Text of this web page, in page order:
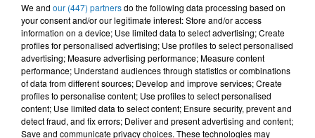
L'HOROSCOPE
We and our (447) partnersdo the following data processing based on
your consent and/or our legitimate interest: Store and/or access
information on a device; Use limited data to select advertising; Create
profiles for personalised advertising; Use profiles to select personalised
advertising; Measure advertising performance; Measure content
performance; Understand audiences through statistics or combinations
of data from different sources; Develop and improve services; Create
profiles to personalise content; Use profiles to select personalised
content; Use limited data to select content; Ensure security, prevent and
detect fraud, and fix errors; Deliver and present advertising and content;
Save and communicate privacy choices. These technologies may